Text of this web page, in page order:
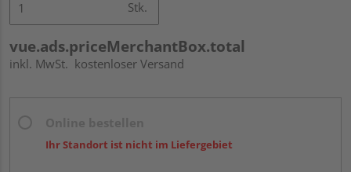
Stk.
vue.ads.priceMerchantBox.total
inkl. MwSt. kostenloser Versand
Ihr Standort ist nicht im Liefergebiet